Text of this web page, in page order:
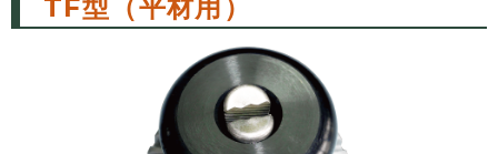
TF型（平材用）